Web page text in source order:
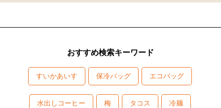
おすすめ検索キーワード
すいかあいす 保冷バッグ エコバッグ
水出しコーヒー 梅 タコス 冷麺